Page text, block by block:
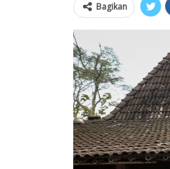
Bagikan